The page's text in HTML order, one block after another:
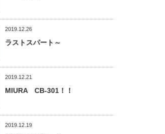
2019.12.26
ラストスパート～
2019.12.21
MIURA CB-301！！
2019.12.19